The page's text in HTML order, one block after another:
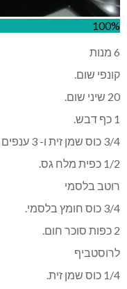
100%
6 מנות
קונפי שום.
20 שיני שום.
1 כף דבש.
3/4 כוס שמן זית ו- 3 ענפים של תימין.
1/2 כפית מלח גס.
רוטב בלסמי
3/4 כוס חומץ בלסמי.
2 כפות סוכר חום.
לרוסטביף
1/4 כוס שמן זית.